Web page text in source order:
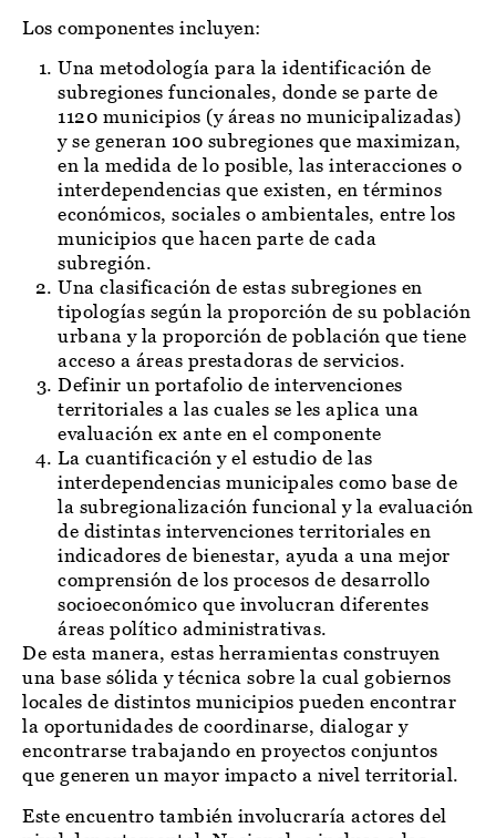
Los componentes incluyen:
Una metodología para la identificación de
subregiones funcionales, donde se parte de
1120 municipios (y áreas no municipalizadas)
y se generan 100 subregiones que maximizan,
en la medida de lo posible, las interacciones o
interdependencias que existen, en términos
económicos, sociales o ambientales, entre los
municipios que hacen parte de cada
subregión.
Una clasificación de estas subregiones en
tipologías según la proporción de su población
urbana y la proporción de población que tiene
acceso a áreas prestadoras de servicios.
Definir un portafolio de intervenciones
territoriales a las cuales se les aplica una
evaluación ex ante en el componente
La cuantificación y el estudio de las
interdependencias municipales como base de
la subregionalización funcional y la evaluación
de distintas intervenciones territoriales en
indicadores de bienestar, ayuda a una mejor
comprensión de los procesos de desarrollo
socioeconómico que involucran diferentes
áreas político administrativas.
De esta manera, estas herramientas construyen
una base sólida y técnica sobre la cual gobiernos
locales de distintos municipios pueden encontrar
la oportunidades de coordinarse, dialogar y
encontrarse trabajando en proyectos conjuntos
que generen un mayor impacto a nivel territorial.
Este encuentro también involucraría actores del